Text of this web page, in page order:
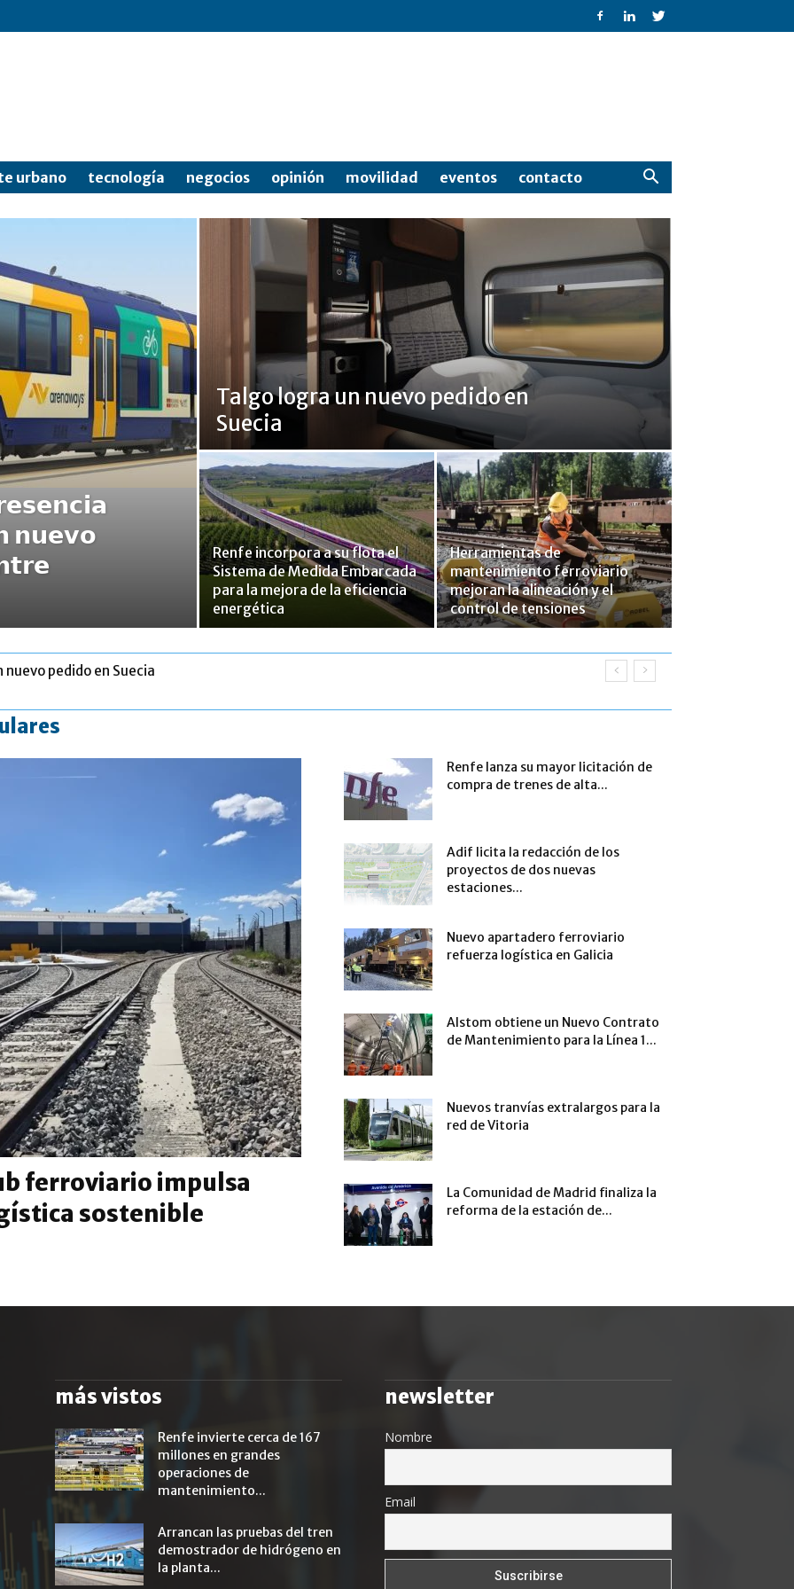
urbano tecnología negocios opinión movilidad eventos contacto
𝗻𝘂𝗲𝘃𝗼
Talgo logra un nuevo pedido en
Suecia
Renfe incorpora a su flota el
Sistema de Medida Embarcada
para la mejora de la eficiencia
energética
Herramientas de
mantenimiento ferroviario
mejoran la alineación y el
control de tensiones
pedido en Suecia
ferroviario impulsa
sostenible
Renfe lanza su mayor licitación de
compra de trenes de alta...
Adif licita la redacción de los
proyectos de dos nuevas
estaciones...
Nuevo apartadero ferroviario
refuerza logística en Galicia
Alstom obtiene un Nuevo Contrato
de Mantenimiento para la Línea 1...
Nuevos tranvías extralargos para la
red de Vitoria
La Comunidad de Madrid finaliza la
reforma de la estación de...
más vistos
Renfe invierte cerca de 167
millones en grandes
operaciones de
mantenimiento...
Arrancan las pruebas del tren
demostrador de hidrógeno en
la planta...
newsletter
Nombre
Email